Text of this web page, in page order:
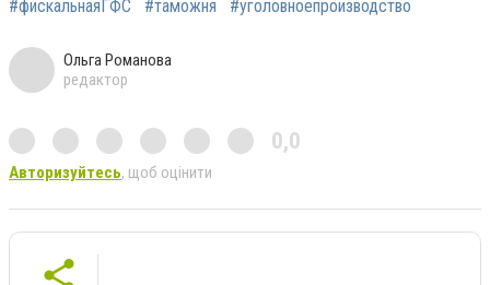
#фискальнаяГФС #таможня #уголовноепроизводство
Ольга Романова
редактор
0,0
Авторизуйтесь, щоб оцінити